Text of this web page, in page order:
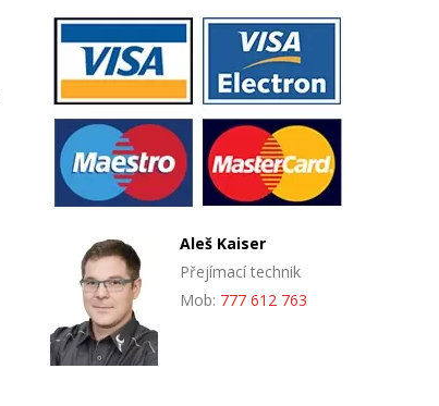
Aleš Kaiser
Přejímací technik
Mob: 777 612 763